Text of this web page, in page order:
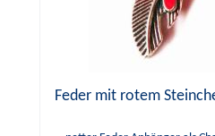
Feder mit rotem